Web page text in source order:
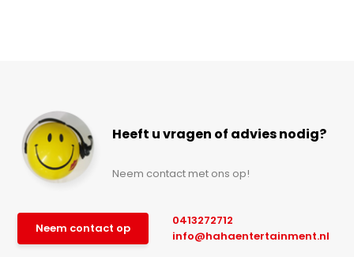
Heeft u vragen of advies nodig?
Neem contact met ons op!
Neem contact op
0413272712
info@hahaentertainment.nl